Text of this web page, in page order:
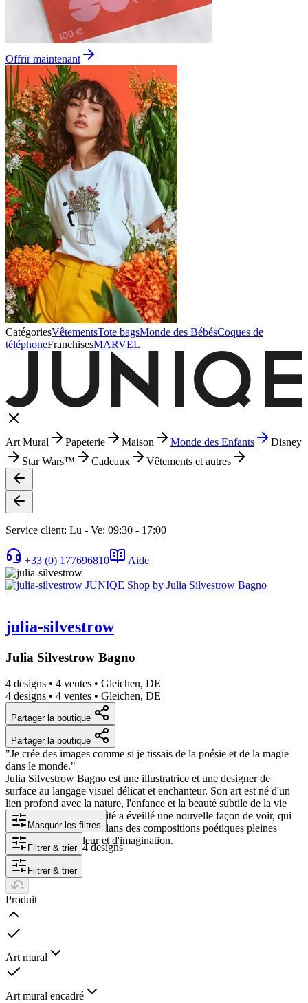
Offrir maintenant
CatégoriesVêtementsTote bagsMonde des BébésCoques de
téléphoneFranchisesMARVEL
Art Mural Papeterie Maison Monde des Enfants
Disney
Star Wars™
Cadeaux Vêtements et autres
Service client: Lu - Ve: 09:30 - 17:00
+33 (0) 177696810 Aide
julia-silvestrow
Julia Silvestrow Bagno
4 designs • 4 ventes • Gleichen, DE
4 designs • 4 ventes • Gleichen, DE
Partager la boutique
Partager la boutique
"Je crée des images comme si je tissais de la poésie et de la magie
dans le monde."
Julia Silvestrow Bagno est une illustratrice et une designer de
surface au langage visuel délicat et enchanteur. Son art est né d'un
lien profond avec la nature, l'enfance et la beauté subtile de la vie
quotidienne. La maternité a éveillé une nouvelle façon de voir, qui
se déploie aujourd'hui dans des compositions poétiques pleines
d'émotion, de couleur et d'imagination.
Masquer les filtres
Filtrer & trier 4 designs
Filtrer & trier
Produit
Art mural
Art mural encadré